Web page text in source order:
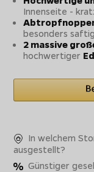
Innenseite -
besonders
2 massive
hochwertiger
In welchem
ausgestellt?
Günstiger